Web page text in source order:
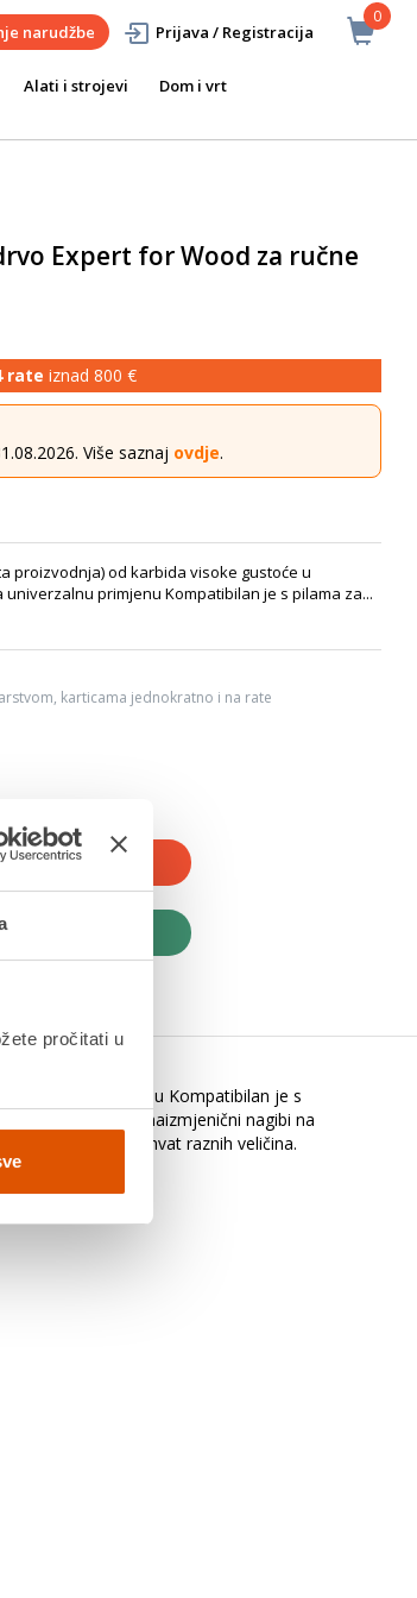
pročitati u
0
narudžbe Prijava / Registracija
Alati i strojevi
Dom i vrt
Expert for Wood za ručne
rate iznad 800 €
Više saznaj ovdje.
proizvodnja) od karbida visoke gustoće u
primjenu Kompatibilan je s pilama za...
karticama jednokratno i na rate
primjenu Kompatibilan je s
zuba (naizmjenični nagibi na
prstenova za prihvat raznih veličina.